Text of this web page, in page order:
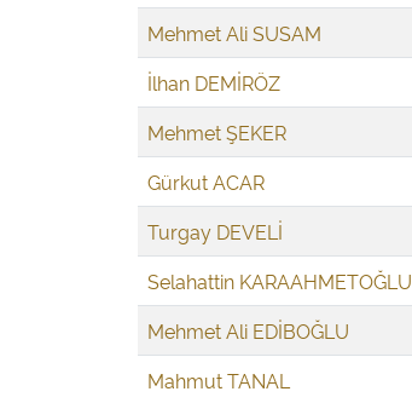
Mehmet Ali SUSAM
İlhan DEMİRÖZ
Mehmet ŞEKER
Gürkut ACAR
Turgay DEVELİ
Selahattin KARAAHMETOĞLU
Mehmet Ali EDİBOĞLU
Mahmut TANAL